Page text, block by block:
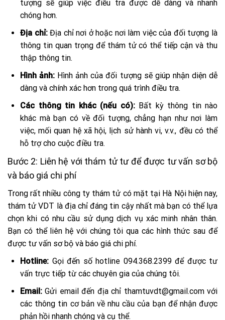
tượng sẽ giúp việc điều tra được dễ dàng và nhanh
chóng hơn.
Địa chỉ:Địa chỉ nơi ở hoặc nơi làm việc của đối tượng là
thông tin quan trọng để thám tử có thể tiếp cận và thu
thập thông tin.
Hình ảnh: Hình ảnh của đối tượng sẽ giúp nhận diện dễ
dàng và chính xác hơn trong quá trình điều tra.
Các thông tin khác (nếu có):Bất kỳ thông tin nào
khác mà bạn có về đối tượng, chẳng hạn như nơi làm
việc, mối quan hệ xã hội, lịch sử hành vi, v.v., đều có thể
hỗ trợ cho cuộc điều tra.
Bước 2: Liên hệ với thám tử tư để được tư vấn sơ bộ
và báo giá chi phí
Trong rất nhiều công ty thám tử có mặt tại Hà Nội hiện nay,
thám tử VDT là địa chỉ đáng tin cậy nhất mà bạn có thể lựa
chọn khi có nhu cầu sử dụng dịch vụ xác minh nhân thân.
Bạn có thể liên hệ với chúng tôi qua các hình thức sau để
được tư vấn sơ bộ và báo giá chi phí.
Hotline: Gọi đến số hotline 094.368.2399 để được tư
vấn trực tiếp từ các chuyên gia của chúng tôi.
Email: Gửi email đến địa chỉ thamtuvdt@gmail.com với
các thông tin cơ bản về nhu cầu của bạn để nhận được
phản hồi nhanh chóng và cụ thể.